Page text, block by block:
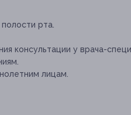
рта.
консультации у врача-
лицам.